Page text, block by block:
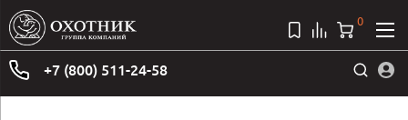
+7 (800) 511-24-58
0